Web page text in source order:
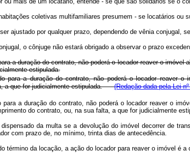
coletivas multifamiliares presumem - se locatários ou
ajustado por qualquer prazo, dependendo de vênia conjugal,
o cônjuge não estará obrigado a observar o prazo
a duração do contrato, não poderá o locador reaver o
estipulada.
a duração do contrato, não poderá o locador reaver o
a que for judicialmente estipulada.(Redação dada pela Lei
para a duração do contrato, não poderá o locador reaver o
do contrato, ou, na sua falta, a que for judicialmente
da multa se a devolução do imóvel decorrer de
com prazo de, no mínimo, trinta dias de antecedência.
término da locação, a ação do locador para reaver o imóvel é a